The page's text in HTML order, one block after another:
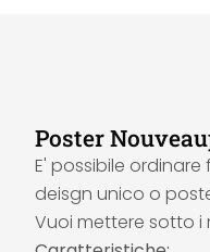
Poster
E' possibile
deisgn unico o
Vuoi mettere sotto i